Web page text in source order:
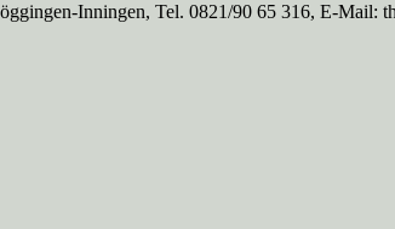
Inningen, Tel. 0821/90 65 316, E-Mail: